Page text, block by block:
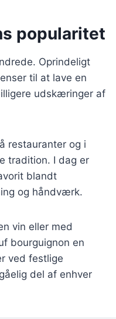
popularitet
Oprindeligt
til at lave en
udskæringer af
restauranter og i
tradition. I dag er
blandt
og håndværk.
vin eller med
bourguignon en
ved festlige
del af enhver